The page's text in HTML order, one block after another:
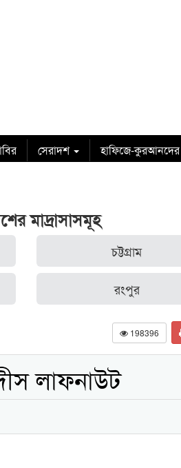
সেরাদশ হাফিজে-কুরআনদের
মাদ্রাসাসমূহ
চট্টগ্রাম
রংপুর
198396
লাফনাউট